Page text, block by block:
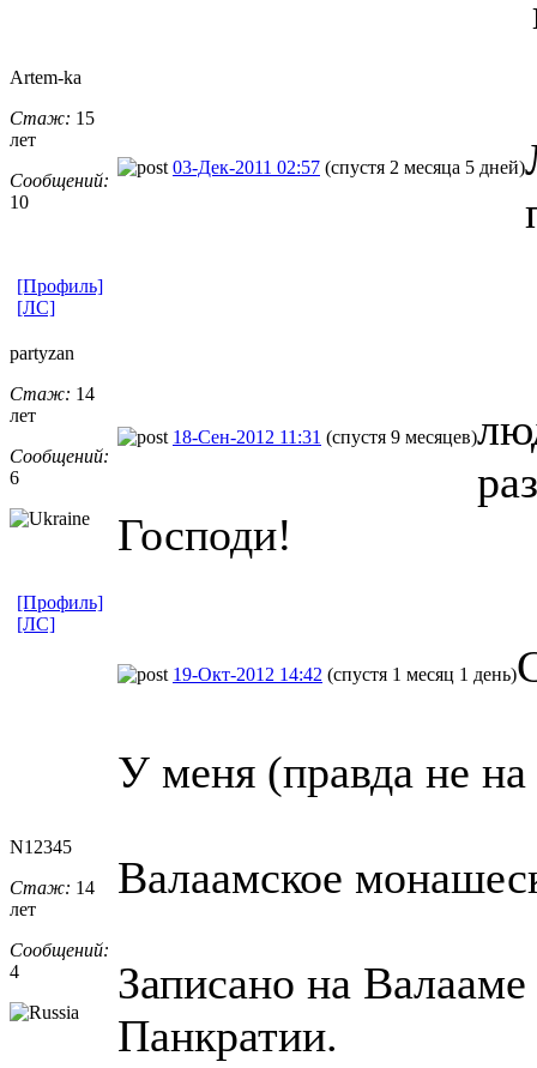
Artem-ka
Стаж: 15
лет
Сообщений:
10
03-Дек-2011 02:57 (спустя 2 месяца 5 дней)
[Профиль]
[ЛС]
partyzan
Стаж: 14
лет
Сообщений:
6
18-Сен-2012 11:31 (спустя 9 месяцев)
Господи!
[Профиль]
[ЛС]
N12345
Стаж: 14
лет
Сообщений:
4
19-Окт-2012 14:42 (спустя 1 месяц 1 день)
У меня (правда не
Валаамское
Записано на
Панкратии.